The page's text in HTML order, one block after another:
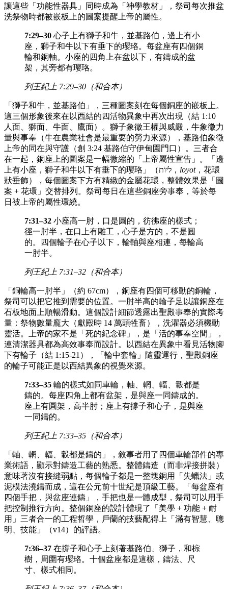
讓這些「功能性器具」同時成為「神學教材」，祭司每次推盆
洗祭物時都被嵌板上的圖案提醒上帝的屬性。
7:29–30 心子上有獅子和牛，並基路伯，邊上有小
座，獅子和牛以下有垂下的瓔珞。每盆座有四個銅
輪和銅軸。小座的四角上在盆以下，有鑄成的盆
架，其旁都有瓔珞。
列王紀上 7:29–30（和合本）
「獅子和牛，並基路伯」，三種圖案刻在每個銅座的嵌板上。
這三個形象後來在以西結的四活物異象中再次出現（結 1:10
人面、獅面、牛面、鷹面）。獅子象徵王權與威嚴，牛象徵力
量與事奉（牛在農業社會是最重要的勞力來源），基路伯象徵
上帝的同在與守護（創 3:24 基路伯守伊甸園門口）。三者合
在一起，銅座上的圖案是一幅微縮的「上帝屬性宣告」。「邊
上有小座，獅子和牛以下有垂下的瓔珞」（לֹיוֹת， loyot，花環
狀垂飾），每個圖案下方有精緻的金屬花環，整體效果是「圖
案 + 花環」交替排列。祭司每日在這些銅座旁事奉，等於每
日被上帝的屬性環繞。
7:31–32 小座高一肘，口是圓的，彷彿座的樣式；
徑一肘半，在口上有雕工，心子是方的，不是圓
的。四個輪子在心子以下，輪軸與座相連，每輪高
一肘半。
列王紀上 7:31–32（和合本）
「銅輪高一肘半」（約 67cm），銅座有四個可移動的銅輪，
祭司可以把它推到需要的位置。一肘半高的輪子足以讓銅座在
石板地面上順暢滑動。這個設計細節透露出聖殿事奉的實際考
量：祭物數量龐大（獻殿時 14 萬頭牲畜），洗濯器必須機動
靈活。上帝的家不是「死的紀念碑」，是「活的事奉空間」，
連清潔器具都為高效事奉而設計。以西結在異象中看見活物腳
下有輪子（結 1:15-21），「輪中套輪」隨靈運行，聖殿銅座
的輪子可能正是以西結異象的視覺來源。
7:33–35 輪的樣式如同車輪，軸、輞、輻、轂都是
鑄的。每座四角上都有盆架，是與座一同鑄成的。
座上有圓架，高半肘；座上有撐子和心子，是與座
一同鑄的。
列王紀上 7:33–35（和合本）
「軸、輞、輻、轂都是鑄的」，敘事者用了四個車輪部件的專
業術語，顯示對鑄造工藝的熟悉。整體鑄造（而非焊接拼裝）
意味著沒有接縫弱點，每個輪子都是一整塊銅用「失蠟法」或
泥模法澆鑄而成，這在公元前十世紀是頂級工藝。「每盆座有
四個手把，與盆座連鑄」，手把也是一體成型，祭司可以用手
把控制推行方向。整個銅座的設計體現了「美學 + 功能 + 耐
用」三者合一的工程哲學，戶蘭的技藝配得上「滿有智慧、聰
明、技能」（v14）的評語。
7:36–37 在撐子和心子上刻著基路伯、獅子，和棕
樹，周圍有瓔珞。十個盆座都是這樣，鑄法、尺
寸、樣式相同。